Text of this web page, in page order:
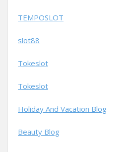
TEMPOSLOT
slot88
Tokeslot
Tokeslot
Holiday And Vacation Blog
Beauty Blog